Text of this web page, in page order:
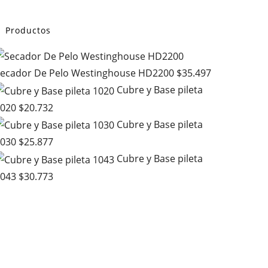
Productos
De Pelo Westinghouse HD2200 $35.497
Cubre y Base pileta
$20.732
Cubre y Base pileta
$25.877
Cubre y Base pileta
$30.773